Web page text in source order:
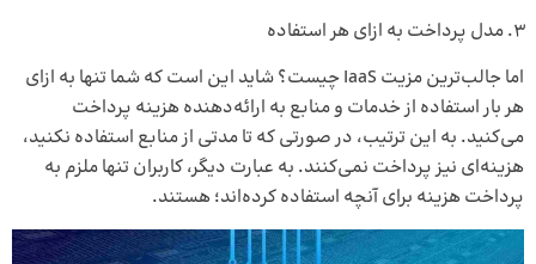
مدل پرداخت به ازای هر استفاده
اما جالب‌ترین مزیت IaaS چیست؟ شاید این است که شما تنها به ازای
هر بار استفاده از خدمات و منابع به ارائه‌دهنده هزینه پرداخت
می‌کنید. به‌ این ‌ترتیب، در صورتی ‌که تا مدتی از منابع استفاده نکنید،
هزینه‌ای نیز پرداخت نمی‌کنند. به‌ عبارت ‌دیگر، کاربران تنها ملزم به
پرداخت هزینه برای آنچه استفاده کرده‌اند؛ هستند.